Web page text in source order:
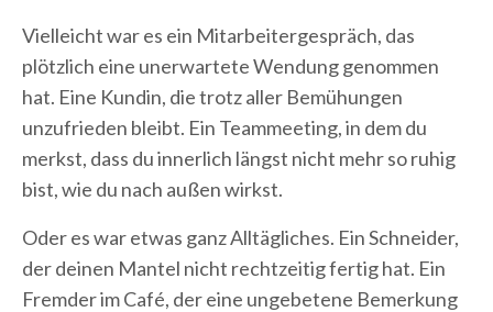
Vielleicht war es ein Mitarbeitergespräch, das
plötzlich eine unerwartete Wendung genommen
hat. Eine Kundin, die trotz aller Bemühungen
unzufrieden bleibt. Ein Teammeeting, in dem du
merkst, dass du innerlich längst nicht mehr so ruhig
bist, wie du nach außen wirkst.
Oder es war etwas ganz Alltägliches. Ein Schneider,
der deinen Mantel nicht rechtzeitig fertig hat. Ein
Fremder im Café, der eine ungebetene Bemerkung